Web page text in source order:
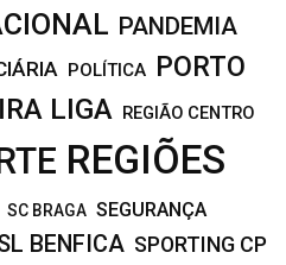
PANDEMIA
POLÍTICA PORTO
LIGA REGIÃO CENTRO
REGIÕES
SC BRAGA SEGURANÇA
BENFICA SPORTING CP